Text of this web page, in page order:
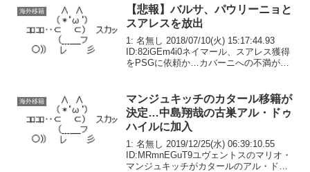
ード、プレミア...
海外移籍
【悲報】バルサ、パウリーニョと
スアレスを放出
1: 名無し 2018/07/10(火) 15:17:44.93
ID:82iGEm4i0ネイマール、スアレス獲得
をPSGに依頼か…カバーニへの不満が背
海外移籍
マンジュキッチのカタール移籍が
決定…中島翔哉の古巣アル・ドゥ
ハイルに加入
1: 名無し 2019/12/25(水) 06:39:10.55
ID:MRmnEGuT9ユヴェントスのマリオ・
マンジュキッチがカタールのアル・ドゥ